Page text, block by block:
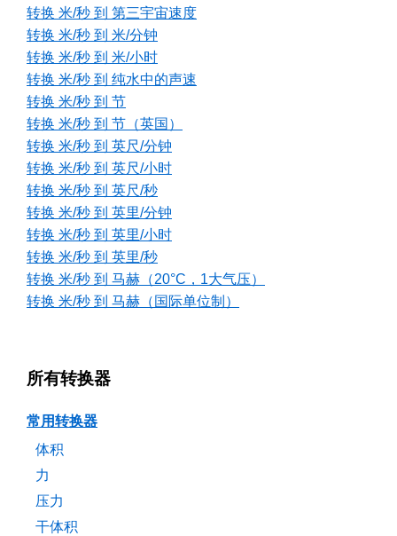
转换 米/秒 到 第三宇宙速度
转换 米/秒 到 米/分钟
转换 米/秒 到 米/小时
转换 米/秒 到 纯水中的声速
转换 米/秒 到 节
转换 米/秒 到 节（英国）
转换 米/秒 到 英尺/分钟
转换 米/秒 到 英尺/小时
转换 米/秒 到 英尺/秒
转换 米/秒 到 英里/分钟
转换 米/秒 到 英里/小时
转换 米/秒 到 英里/秒
转换 米/秒 到 马赫（20°C，1大气压）
转换 米/秒 到 马赫（国际单位制）
所有转换器
常用转换器
体积
力
压力
干体积